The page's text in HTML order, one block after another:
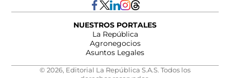
NUESTROS PORTALES
La República
Agronegocios
Asuntos Legales
© 2026, Editorial La República S.A.S. Todos los